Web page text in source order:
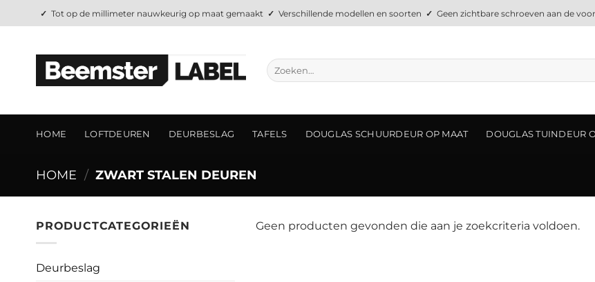
naar
✓ Tot op de millimeter nauwkeurig op maat gemaakt ✓ Verschillende modellen en soorten ✓ Geen zichtbare schroeven aan de
Zoeken
naar:
HOME LOFTDEUREN DEURBESLAG TAFELS DOUGLAS SCHUURDEUR OP MAAT DOUGLAS TUINDEUR
HOME / ZWART STALEN DEUREN
PRODUCTCATEGORIEËN
Deurbeslag
Geen producten gevonden die aan je zoekcriteria voldoen.